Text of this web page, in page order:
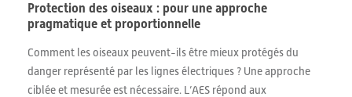
Protection des oiseaux : pour une approche
pragmatique et proportionnelle
Comment les oiseaux peuvent-ils être mieux protégés du
danger représenté par les lignes électriques ? Une approche
ciblée et mesurée est nécessaire. L’AES répond aux